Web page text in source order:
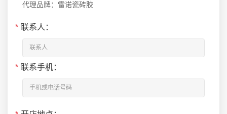
代理品牌：雷诺瓷砖胶
* 联系人：
* 联系手机：